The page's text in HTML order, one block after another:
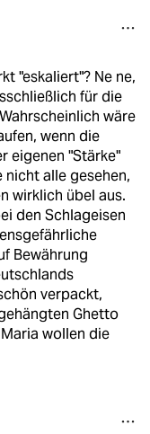
"eskaliert"? Ne ne,
für die
wäre
wenn die
eigenen "Stärke"
nicht alle gesehen,
wirklich übel aus.
den Schlageisen
Bewährung
verpackt,
Ghetto
wollen die